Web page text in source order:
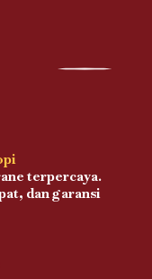
terpercaya.
dan garansi